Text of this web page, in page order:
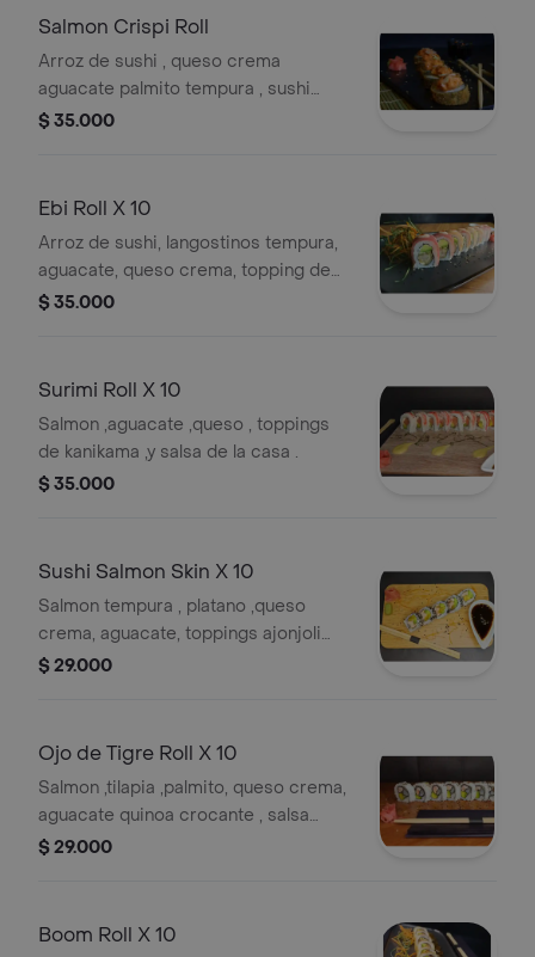
Salmon Crispi Roll
Arroz de sushi , queso crema
aguacate palmito tempura , sushi
tempura cubierto de tartar de salmón
$ 35.000
Ebi Roll X 10
Arroz de sushi, langostinos tempura,
aguacate, queso crema, topping de
salmón, atún, mayo sirasha.
$ 35.000
Surimi Roll X 10
Salmon ,aguacate ,queso , toppings
de kanikama ,y salsa de la casa .
$ 35.000
Sushi Salmon Skin X 10
Salmon tempura , platano ,queso
crema, aguacate, toppings ajonjoli
salsa teriyaki.
$ 29.000
Ojo de Tigre Roll X 10
Salmon ,tilapia ,palmito, queso crema,
aguacate quinoa crocante , salsa
teriyaki .
$ 29.000
Boom Roll X 10